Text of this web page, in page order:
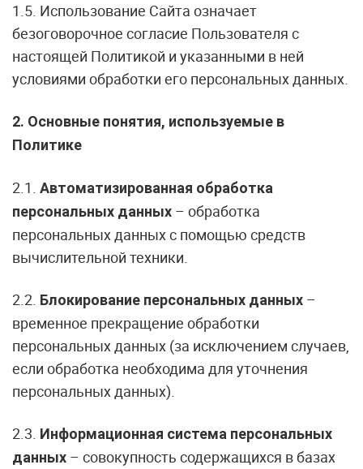
1.5. Использование Сайта означает
безоговорочное согласие Пользователя с
настоящей Политикой и указанными в ней
условиями обработки его персональных данных.
2. Основные понятия, используемые в
Политике
2.1. Автоматизированная обработка
персональных данных – обработка
персональных данных с помощью средств
вычислительной техники.
2.2. Блокирование персональных данных –
временное прекращение обработки
персональных данных (за исключением случаев,
если обработка необходима для уточнения
персональных данных).
2.3. Информационная система персональных
данных – совокупность содержащихся в базах